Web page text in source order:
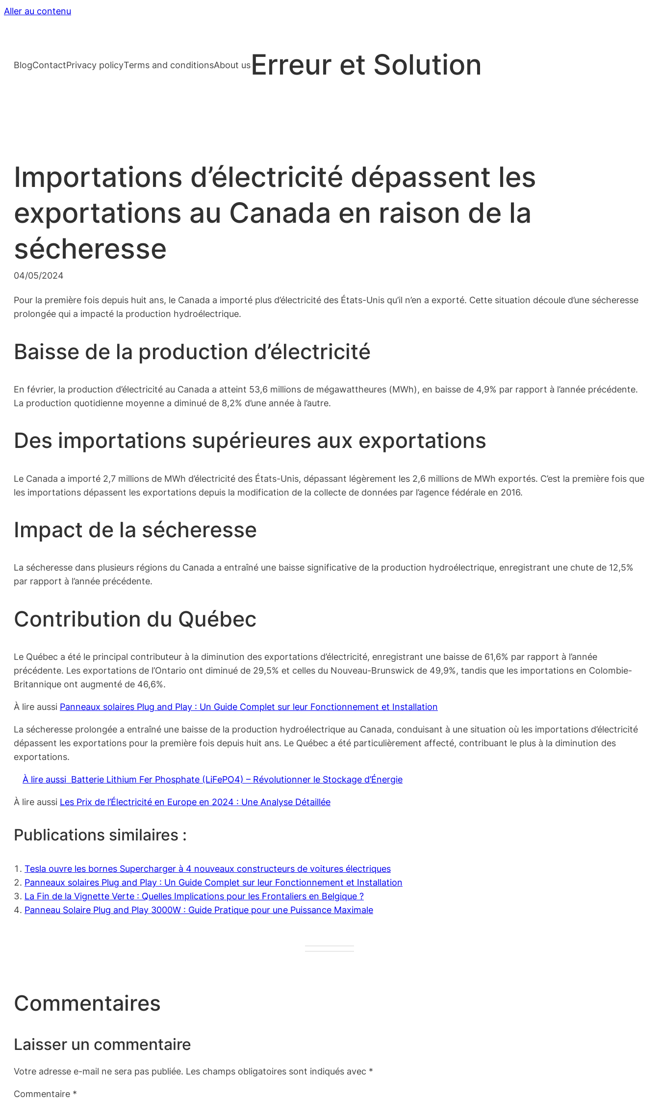
Aller au contenu
BlogContactPrivacy policyTerms and conditionsAbout usErreur et Solution
Importations d’électricité dépassent les
exportations au Canada en raison de la
sécheresse
04/05/2024
Pour la première fois depuis huit ans, le Canada a importé plus d’électricité des États-Unis qu’il n’en a exporté. Cette situation découle d’une sécheresse
prolongée qui a impacté la production hydroélectrique.
Baisse de la production d’électricité
En février, la production d’électricité au Canada a atteint 53,6 millions de mégawattheures (MWh), en baisse de 4,9% par rapport à l’année précédente.
La production quotidienne moyenne a diminué de 8,2% d’une année à l’autre.
Des importations supérieures aux exportations
Le Canada a importé 2,7 millions de MWh d’électricité des États-Unis, dépassant légèrement les 2,6 millions de MWh exportés. C’est la première fois que
les importations dépassent les exportations depuis la modification de la collecte de données par l’agence fédérale en 2016.
Impact de la sécheresse
La sécheresse dans plusieurs régions du Canada a entraîné une baisse significative de la production hydroélectrique, enregistrant une chute de 12,5%
par rapport à l’année précédente.
Contribution du Québec
Le Québec a été le principal contributeur à la diminution des exportations d’électricité, enregistrant une baisse de 61,6% par rapport à l’année
précédente. Les exportations de l’Ontario ont diminué de 29,5% et celles du Nouveau-Brunswick de 49,9%, tandis que les importations en Colombie-
Britannique ont augmenté de 46,6%.
À lire aussi Panneaux solaires Plug and Play : Un Guide Complet sur leur Fonctionnement et Installation
La sécheresse prolongée a entraîné une baisse de la production hydroélectrique au Canada, conduisant à une situation où les importations d’électricité
dépassent les exportations pour la première fois depuis huit ans. Le Québec a été particulièrement affecté, contribuant le plus à la diminution des
exportations.
À lire aussi Batterie Lithium Fer Phosphate (LiFePO4) – Révolutionner le Stockage d’Énergie
À lire aussi Les Prix de l’Électricité en Europe en 2024 : Une Analyse Détaillée
Publications similaires :
Tesla ouvre les bornes Supercharger à 4 nouveaux constructeurs de voitures électriques
Panneaux solaires Plug and Play : Un Guide Complet sur leur Fonctionnement et Installation
La Fin de la Vignette Verte : Quelles Implications pour les Frontaliers en Belgique ?
Panneau Solaire Plug and Play 3000W : Guide Pratique pour une Puissance Maximale
Commentaires
Laisser un commentaire
Votre adresse e-mail ne sera pas publiée. Les champs obligatoires sont indiqués avec *
Commentaire *